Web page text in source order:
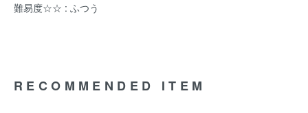
難易度☆☆ : ふつう
RECOMMENDED ITEM